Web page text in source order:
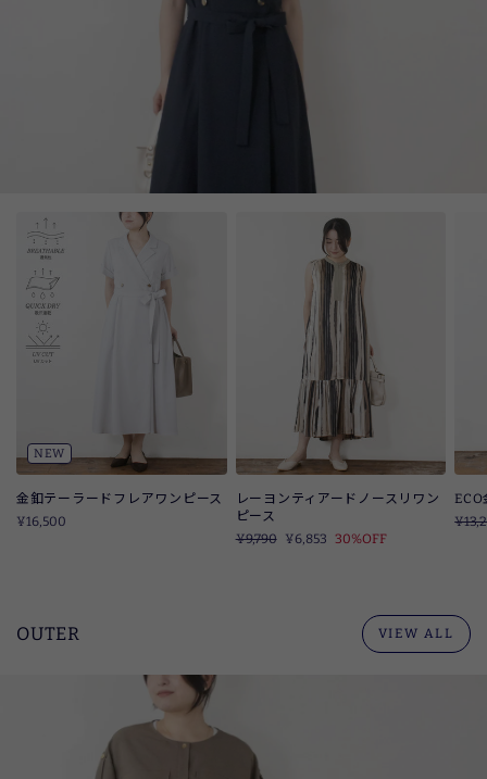
NEW
金釦テーラードフレアワンピース
¥16,500
レーヨンティアードノースリワン
ピース
定
¥9,790 SALE
¥6,853 30%OFF
定
OUTER VIEW ALL